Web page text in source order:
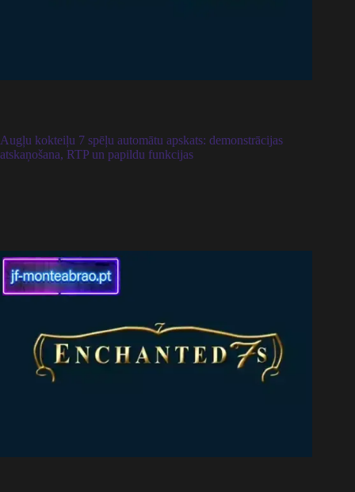
Augļu kokteiļu 7 spēļu automātu apskats: demonstrācijas
atskaņošana, RTP un papildu funkcijas